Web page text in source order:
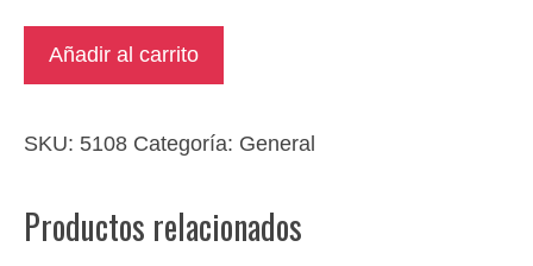
Psicología
educación
y
2
Añadir al carrito
SKU: 5108 Categoría: General
Productos relacionados